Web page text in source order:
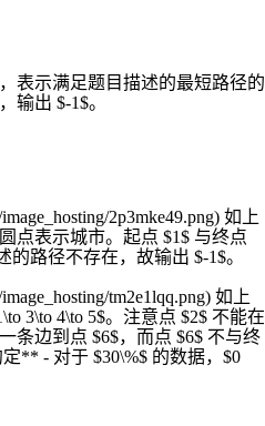
表示满足题目描述的最短路径的
输出 $-1$。
2p3mke49.png) 如上
点表示城市。起点 $1$ 与终点
路径不存在，故输出 $-1$。
tm2e1lqq.png) 如上
3\to 4\to 5$。注意点 $2$ 不能在
条边到点 $6$，而点 $6$ 不与终
** - 对于 $30\%$ 的数据，$0